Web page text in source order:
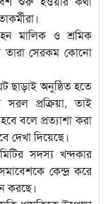
মালিক ও শ্রমিক
তারা সেরকম কোনো
ছাড়াই অনুষ্ঠিত হতে
প্রক্রিয়া, তাই
বলে প্রত্যাশা করা
দেখা দিয়েছে।
সদস্য খন্দকার
কেন্দ্র করে
করছে।